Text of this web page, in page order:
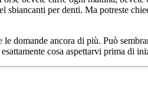
sbiancanti per denti. Ma potreste
domande ancora di più. Può
cosa aspettarvi prima di